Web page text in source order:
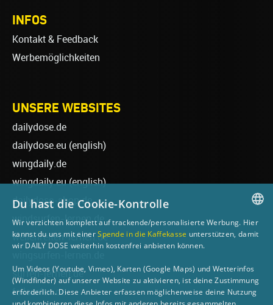
INFOS
Kontakt & Feedback
Werbemöglichkeiten
UNSERE WEBSITES
dailydose.de
dailydose.eu (english)
wingdaily.de
wingdaily.eu(english)
dailydose-shop.de
windsurfen-lernen.de
wellenreiten-lernen.de
surfen-lernen.de
foilsurfen.de
GERMAN
Du hast die Cookie-Kontrolle
Wir verzichten komplett auf trackende/personalisierte Werbung. Hier
kannst du uns mit einerSpende in die Kaffekasse unterstützen, damit
wir DAILY DOSE weiterhin kostenfrei anbieten können.
Um Videos (Youtube, Vimeo), Karten (Google Maps) und Wetterinfos
(Windfinder) auf unserer Website zu aktivieren, ist deine Zustimmung
erforderlich. Diese Anbieter erfassen möglicherweise deine Nutzung